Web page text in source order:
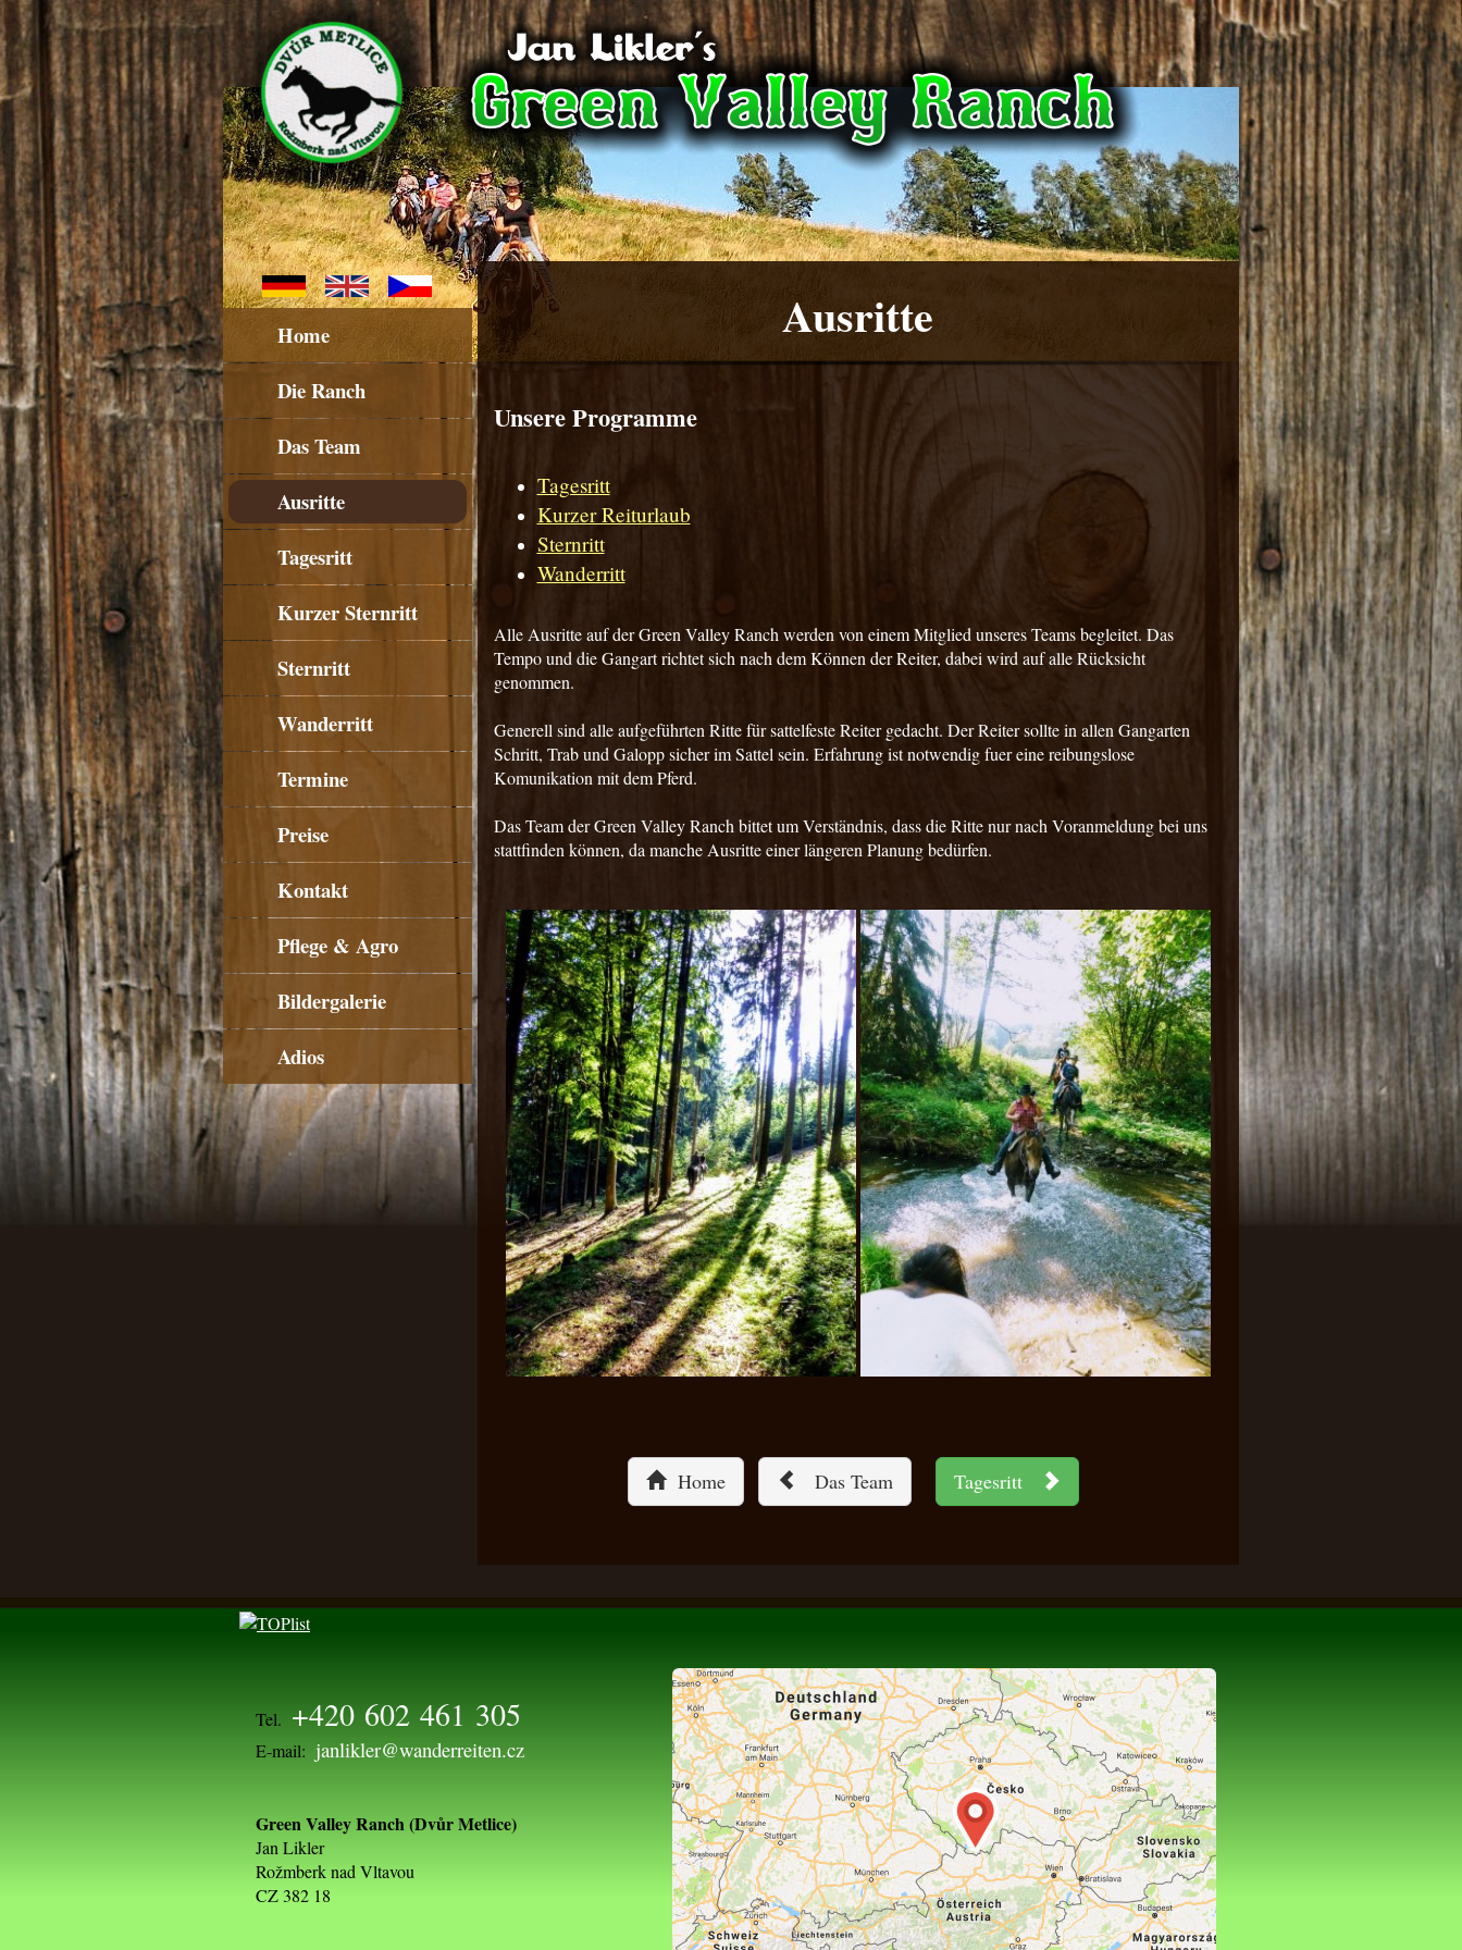
Home
Die Ranch
Das Team
Ausritte
Tagesritt
Kurzer Sternritt
Sternritt
Wanderritt
Termine
Preise
Kontakt
Pflege & Agro
Bildergalerie
Adios
Ausritte
Unsere Programme
Tagesritt
Kurzer Reiturlaub
Sternritt
Wanderritt
Alle Ausritte auf der Green Valley Ranch werden von einem Mitglied unseres Teams begleitet. Das
Tempo und die Gangart richtet sich nach dem Können der Reiter, dabei wird auf alle Rücksicht
genommen.
Generell sind alle aufgeführten Ritte für sattelfeste Reiter gedacht. Der Reiter sollte in allen Gangarten
Schritt, Trab und Galopp sicher im Sattel sein. Erfahrung ist notwendig fuer eine reibungslose
Komunikation mit dem Pferd.
Das Team der Green Valley Ranch bittet um Verständnis, dass die Ritte nur nach Voranmeldung bei uns
stattfinden können, da manche Ausritte einer längeren Planung bedürfen.
Home Das Team Tagesritt
Tel. +420 602 461 305
E-mail: janlikler@wanderreiten.cz
Green Valley Ranch (Dvůr Metlice)
Jan Likler
Rožmberk nad Vltavou
CZ 382 18